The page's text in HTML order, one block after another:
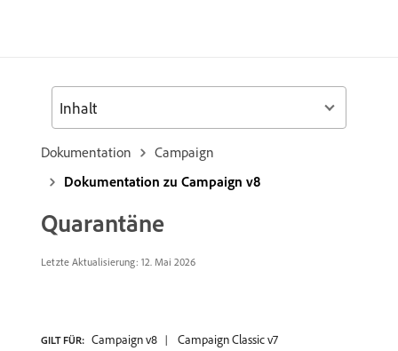
Dokumentation
Campaign
Dokumentation zu Campaign v8
Quarantäne
Letzte Aktualisierung: 12. Mai 2026
GILT FÜR: Campaign v8 Campaign Classic v7
Inhalt